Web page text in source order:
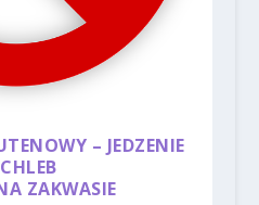
– JEDZENIE
ZAKWASIE